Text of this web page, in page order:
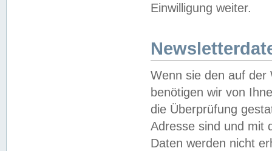
Einwilligung weiter.
Wenn sie den auf der
benötigen wir von
die Überprüfung
Adresse sind und mit
Daten werden nicht